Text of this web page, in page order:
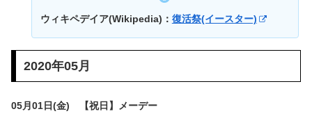
ウィキペデイア(Wikipedia)： 復活祭(イースター)
2020年05月
05月01日(金) 【祝日】メーデー